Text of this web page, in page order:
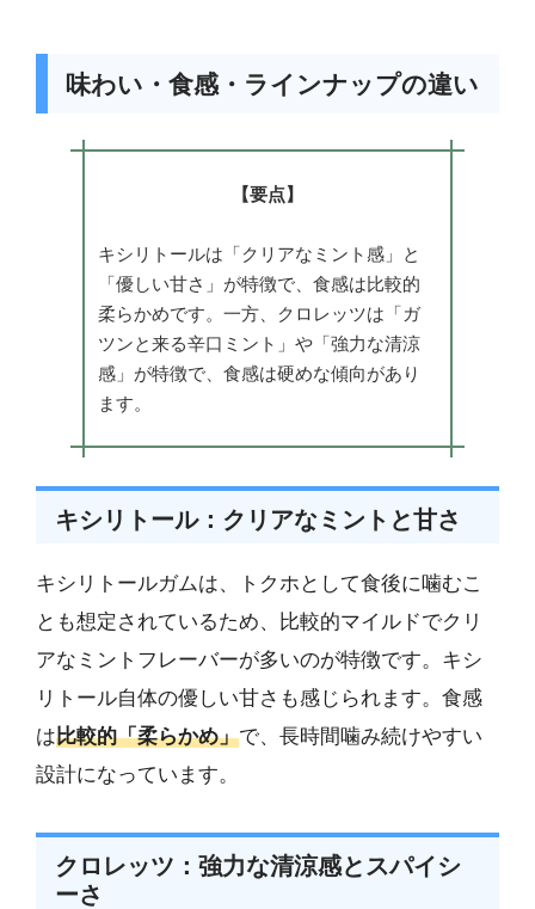
味わい・食感・ラインナップの違い
【要点】
キシリトールは「クリアなミント感」と
「優しい甘さ」が特徴で、食感は比較的
柔らかめです。一方、クロレッツは「ガ
ツンと来る辛口ミント」や「強力な清涼
感」が特徴で、食感は硬めな傾向があり
ます。
キシリトール：クリアなミントと甘さ
キシリトールガムは、トクホとして食後に噛むこ
とも想定されているため、比較的マイルドでクリ
アなミントフレーバーが多いのが特徴です。キシ
リトール自体の優しい甘さも感じられます。食感
は比較的「柔らかめ」で、長時間噛み続けやすい
設計になっています。
クロレッツ：強力な清涼感とスパイシ
ーさ